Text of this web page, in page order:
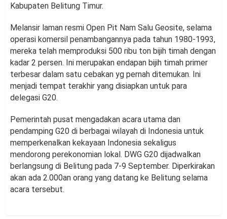
Kabupaten Belitung Timur.
Melansir laman resmi Open Pit Nam Salu Geosite, selama
operasi komersil penambangannya pada tahun 1980-1993,
mereka telah memproduksi 500 ribu ton bijih timah dengan
kadar 2 persen. Ini merupakan endapan bijih timah primer
terbesar dalam satu cebakan yg pernah ditemukan. Ini
menjadi tempat terakhir yang disiapkan untuk para
delegasi G20.
Pemerintah pusat mengadakan acara utama dan
pendamping G20 di berbagai wilayah di Indonesia untuk
memperkenalkan kekayaan Indonesia sekaligus
mendorong perekonomian lokal. DWG G20 dijadwalkan
berlangsung di Belitung pada 7-9 September. Diperkirakan
akan ada 2.000an orang yang datang ke Belitung selama
acara tersebut.